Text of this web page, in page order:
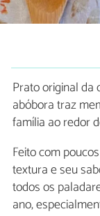
Prato original da
abóbora traz
família ao redor
Feito com
textura e seu
todos os
ano,